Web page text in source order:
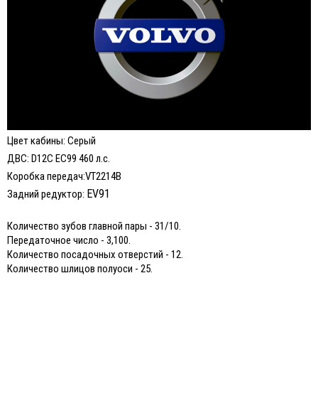
Цвет кабины: Серый
ДВС: D12C EC99 460 л.с.
Коробка передач:VT2214B
Задний редуктор: EV91
Количество зубов главной пары - 31/10.
Передаточное число - 3,100.
Количество посадочных отверстий - 12.
Количество шлицов полуоси - 25.